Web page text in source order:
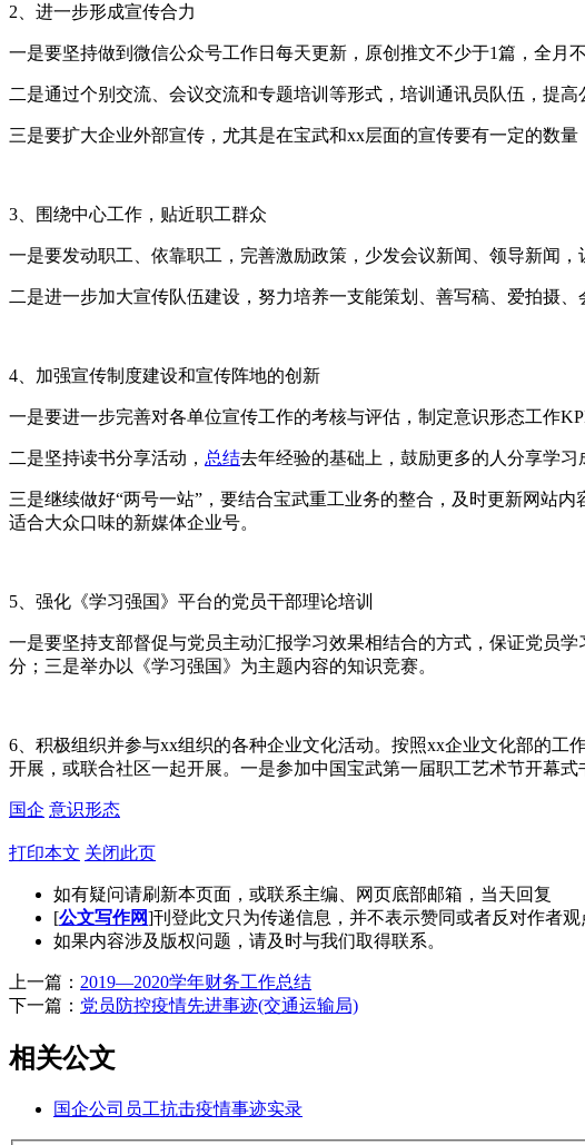
2、进一步形成宣传合力
一是要坚持做到微信公众号工作日每天更新，原创推文不少于1篇，全月不
二是通过个别交流、会议交流和专题培训等形式，培训通讯员队伍，提
三是要扩大企业外部宣传，尤其是在宝武和xx层面的宣传要有一定的数
3、围绕中心工作，贴近职工群众
一是要发动职工、依靠职工，完善激励政策，少发会议新闻、领导新闻
二是进一步加大宣传队伍建设，努力培养一支能策划、善写稿、爱拍摄、
4、加强宣传制度建设和宣传阵地的创新
一是要进一步完善对各单位宣传工作的考核与评估，制定意识形态工作
二是坚持读书分享活动， 总结去年经验的基础上，鼓励更多的人分享学习
三是继续做好“两号一站”，要结合宝武重工业务的整合，及时更新网站
适合大众口味的新媒体企业号。
5、强化《学习强国》平台的党员干部理论培训
一是要坚持支部督促与党员主动汇报学习效果相结合的方式，保证党员
分；三是举办以《学习强国》为主题内容的知识竞赛。
6、积极组织并参与xx组织的各种企业文化活动。按照xx企业文化部的
开展，或联合社区一起开展。一是参加中国宝武第一届职工艺术节开幕
国企 意识形态
打印本文 关闭此页
如有疑问请刷新本页面，或联系主编、网页底部邮箱，当天回复
[公文写作网]刊登此文只为传递信息，并不表示赞同或者反对作者观
如果内容涉及版权问题，请及时与我们取得联系。
上一篇： 2019—2020学年财务工作总结
下一篇： 党员防控疫情先进事迹(交通运输局)
相关公文
国企公司员工抗击疫情事迹实录